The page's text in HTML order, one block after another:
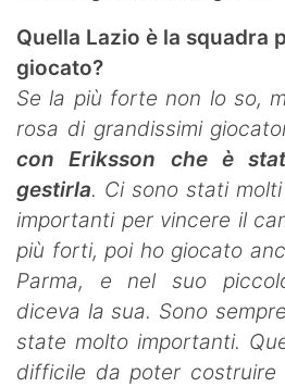
Quella Lazio è la squadra
giocato?
Se la più forte non lo so,
rosa di grandissimi
con Eriksson che è
gestirla. Ci sono stati
importanti per vincere il
più forti, poi ho giocato
Parma, e nel suo
diceva la sua. Sono
state molto importanti.
difficile da poter costruire